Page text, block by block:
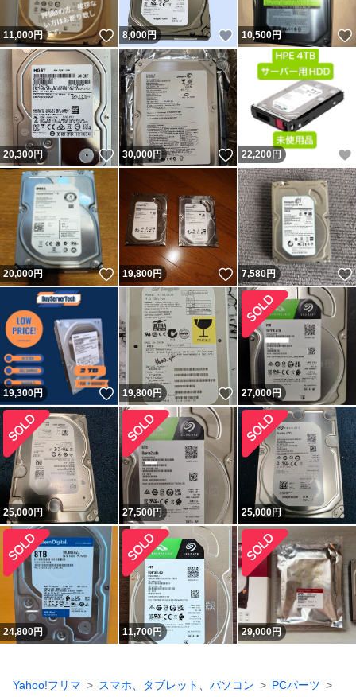
11,000円 いいね！
8,000円 いいね！
10,500円
20,300円 いいね！
30,000円 いいね！
22,200 円
20,000円 いいね！
19,800円 いいね！
7,580円
19,300円 いいね！
19,800円 いいね！
27,000円
25,000円 27,500円 25,000円
24,800円 11,700円 29,000円
Yahoo!フリマ スマホ、タブレット、パソコン
PCパーツ